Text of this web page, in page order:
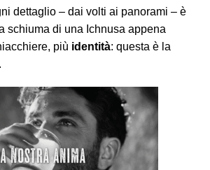
dettaglio – dai volti ai panorami – è
schiuma di una Ichnusa appena
più identità: questa è la
.